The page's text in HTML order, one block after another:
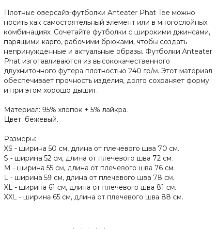
Плотные оверсайз-футболки Anteater Phat Tee можно
носить как самостоятельный элемент или в многослойных
комбинациях. Сочетайте футболки с широкими джинсами,
парящими карго, рабочими брюками, чтобы создать
непринужденные и актуальные образы. Футболки Anteater
Phat изготавливаются из высококачественного
двухниточного футера плотностью 240 гр/м. Этот материал
обеспечивает прочность изделия, долго сохраняет форму
и при этом хорошо дышит.
Материал: 95% хлопок + 5% лайкра.
Цвет: бежевый.
Размеры:
XS - ширина 50 см, длина от плечевого шва 70 см.
S - ширина 52 см, длина от плечевого шва 72 см.
M - ширина 55 см, длина от плечевого шва 76 см.
L - ширина 59 см, длина от плечевого шва 78 см.
XL - ширина 61 см, длина от плечевого шва 81 см.
XXL - ширина 65 см, длина от плечевого шва 88 см.